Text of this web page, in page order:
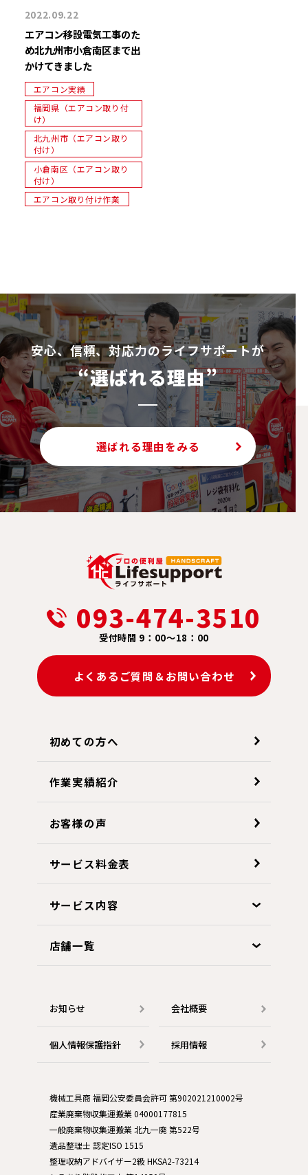
2022.09.22
エアコン移設電気工事のた
め北九州市小倉南区まで出
かけてきました
エアコン実績
福岡県（エアコン取り付
け）
北九州市（エアコン取り
付け）
小倉南区（エアコン取り
付け）
エアコン取り付け作業
ナ
ビ
ゲ
ー
シ
ョ
ン
安⼼、信頼、対応⼒のライフサポートが
“選ばれる理由”
選ばれる理由をみる
093-474-3510
受付時間 9：00～18：00
よくあるご質問＆お問い合わせ
初めての方へ
作業実績紹介
お客様の声
サービス料金表
サービス内容
店舗一覧
お知らせ 会社概要
個人情報保護指針 採用情報
機械工具商 福岡公安委員会許可 第902021210002号
産業廃棄物収集運搬業 04000177815
一般廃棄物収集運搬業 北九一廃 第522号
遺品整理士 認定ISO 1515
整理収納アドバイザー2級 HKSA2-73214